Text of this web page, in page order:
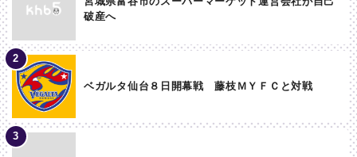
破産へ
ベガルタ仙台８日開幕戦 藤枝ＭＹＦＣと対戦